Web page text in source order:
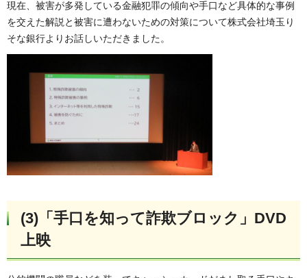
現在、被害が多発している金融犯罪の傾向や手口など具体的な事例
を交えた解説と被害に遭わないための対策について株式会社埼玉り
そな銀行よりお話しいただきました。
(3)「手口を知って詐欺ブロック」DVD
上映